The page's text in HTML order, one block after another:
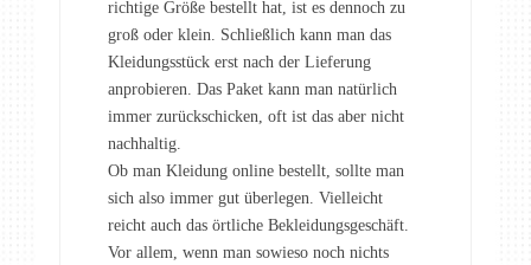
richtige Größe bestellt hat, ist es dennoch zu
groß oder klein. Schließlich kann man das
Kleidungsstück erst nach der Lieferung
anprobieren. Das Paket kann man natürlich
immer zurückschicken, oft ist das aber nicht
nachhaltig.
Ob man Kleidung online bestellt, sollte man
sich also immer gut überlegen. Vielleicht
reicht auch das örtliche Bekleidungsgeschäft.
Vor allem, wenn man sowieso noch nichts